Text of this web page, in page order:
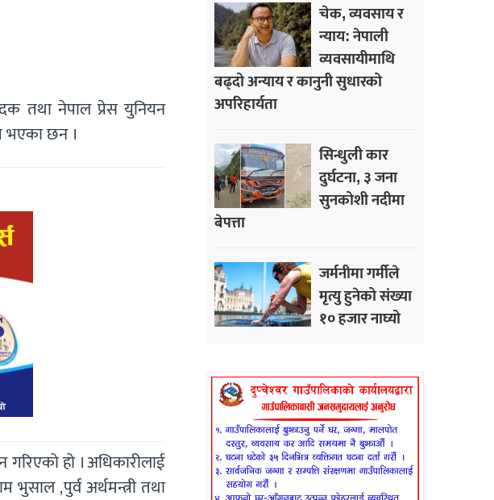
तथा नेपाल प्रेस युनियन
भएका छन ।
हो । अधिकारीलाई
भुसाल ,पुर्व अर्थमन्त्री तथा
चेक, व्यवसाय र
न्याय: नेपाली
व्यवसायीमाथि
बढ्दो अन्याय र कानुनी सुधारको
अपरिहार्यता
सिन्धुली कार
दुर्घटना, ३ जना
सुनकोशी नदीमा
बेपत्ता
जर्मनीमा गर्मीले
मृत्यु हुनेको संख्या
१० हजार नाघ्यो